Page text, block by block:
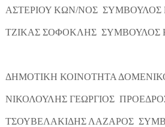
ΑΣΤΕΡΙΟΥ ΚΩΝ/ΝΟΣ ΣΥΜΒΟΥΛΟΣ
ΤΖΙΚΑΣ ΣΟΦΟΚΛΗΣ ΣΥΜΒΟΥΛΟΣ
ΔΗΜΟΤΙΚΗ ΚΟΙΝΟΤΗΤΑ
ΝΙΚΟΛΟΥΛΗΣ ΓΕΩΡΓΙΟΣ
ΤΣΟΥΒΕΛΑΚΙΔΗΣ ΛΑΖΑΡΟΣ